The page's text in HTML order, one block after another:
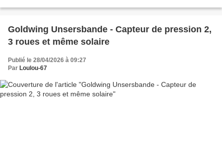
Goldwing Unsersbande - Capteur de pression 2,
3 roues et même solaire
Publié le 28/04/2026 à 09:27
Par Loulou-67